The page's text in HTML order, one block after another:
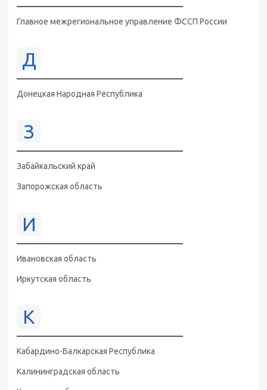
Главное межрегиональное управление ФССП России
Д
Донецкая Народная Республика
З
Забайкальский край
Запорожская область
И
Ивановская область
Иркутская область
К
Кабардино-Балкарская Республика
Калининградская область